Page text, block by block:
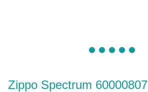
Zippo Spectrum 60000807